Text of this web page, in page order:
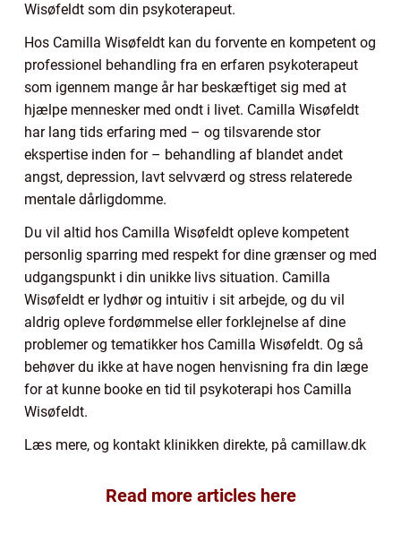
Wisøfeldt som din psykoterapeut.
Hos Camilla Wisøfeldt kan du forvente en kompetent og
professionel behandling fra en erfaren psykoterapeut
som igennem mange år har beskæftiget sig med at
hjælpe mennesker med ondt i livet. Camilla Wisøfeldt
har lang tids erfaring med – og tilsvarende stor
ekspertise inden for – behandling af blandet andet
angst, depression, lavt selvværd og stress relaterede
mentale dårligdomme.
Du vil altid hos Camilla Wisøfeldt opleve kompetent
personlig sparring med respekt for dine grænser og med
udgangspunkt i din unikke livs situation. Camilla
Wisøfeldt er lydhør og intuitiv i sit arbejde, og du vil
aldrig opleve fordømmelse eller forklejnelse af dine
problemer og tematikker hos Camilla Wisøfeldt. Og så
behøver du ikke at have nogen henvisning fra din læge
for at kunne booke en tid til psykoterapi hos Camilla
Wisøfeldt.
Læs mere, og kontakt klinikken direkte, på camillaw.dk
Read more articles here